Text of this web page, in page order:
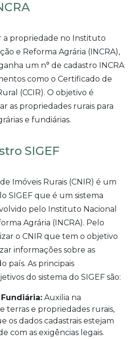
a propriedade no Instituto
e Reforma Agrária (INCRA),
um n° de cadastro INCRA
como o Certificado de
(CCIR). O objetivo é
as propriedades rurais para
e fundiárias.
SIGEF
Imóveis Rurais (CNIR) é um
SIGEF que é um sistema
pelo Instituto Nacional
Agrária (INCRA). Pelo
o CNIR que tem o objetivo
informações sobre as
país. As principais
do sistema do SIGEF são:
Fundiária: Auxilia na
terras e propriedades rurais,
os dados cadastrais estejam
com as exigências legais.